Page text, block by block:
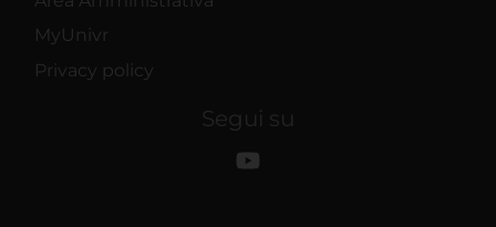
MyUnivr
Privacy policy
Segui su